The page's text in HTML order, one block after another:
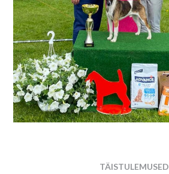
TÄISTULEMUSED